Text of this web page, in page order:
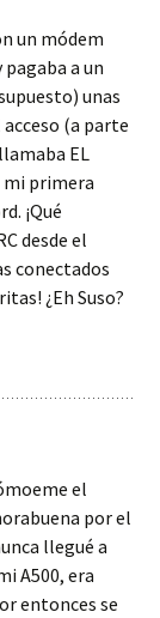
un módem
pagaba a un
unas
(a parte
EL
mi primera
¡Qué
desde el
conectados
¿Eh Suso?
el
por el
llegué a
A500, era
entonces se